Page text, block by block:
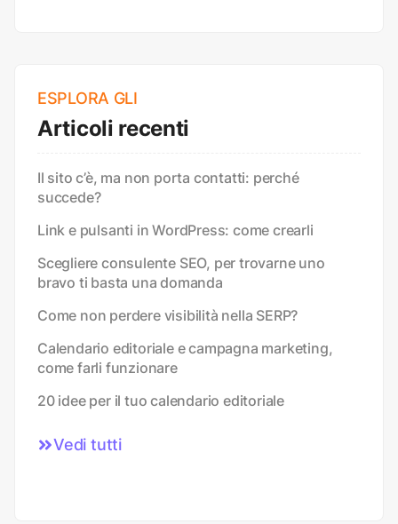
ESPLORA GLI
Articoli recenti
Il sito c’è, ma non porta contatti: perché
succede?
Link e pulsanti in WordPress: come crearli
Scegliere consulente SEO, per trovarne uno
bravo ti basta una domanda
Come non perdere visibilità nella SERP?
Calendario editoriale e campagna marketing,
come farli funzionare
20 idee per il tuo calendario editoriale
Vedi tutti